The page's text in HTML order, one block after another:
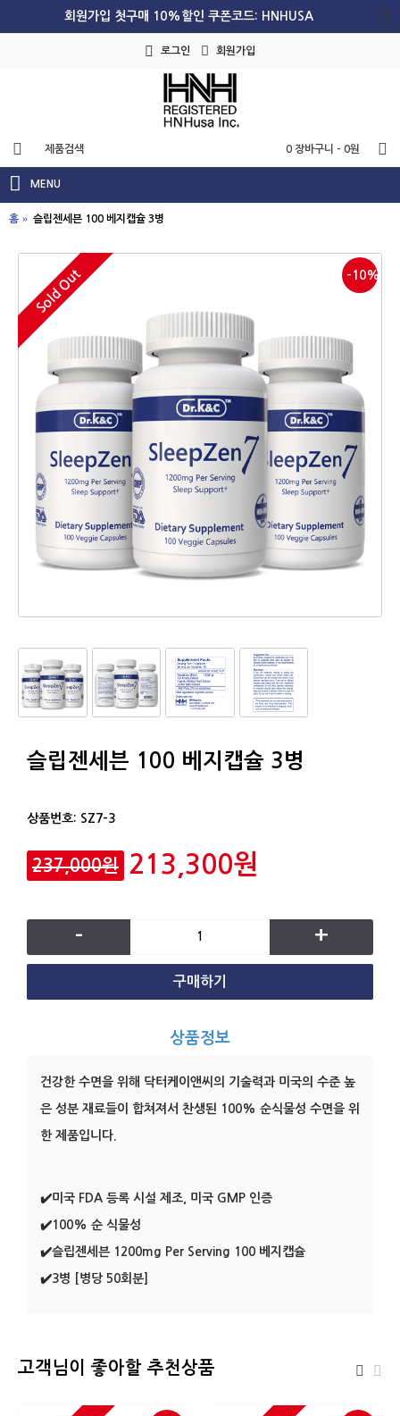
회원가입 첫구매 10%할인 쿠폰코드: HNHUSA
로그인 회원가입
0 장바구니 - 0원
MENU
홈 슬립젠세븐 100 베지캡슐 3병
-10%
Sold Out
슬립젠세븐 100 베지캡슐 3병
상품번호: SZ7-3
237,000원 213,300원
- +
구매하기
상품정보
건강한 수면을 위해 닥터케이앤씨의 기술력과 미국의 수준 높
은 성분 재료들이 합쳐져서 찬생된 100% 순식물성 수면을 위
한 제품입니다.
✔️미국 FDA 등록 시설 제조, 미국 GMP 인증
✔️100% 순 식물성
✔️슬립젠세븐 1200mg Per Serving 100 베지캡슐
✔️3병 [병당 50회분]
고객님이 좋아할 추천상품